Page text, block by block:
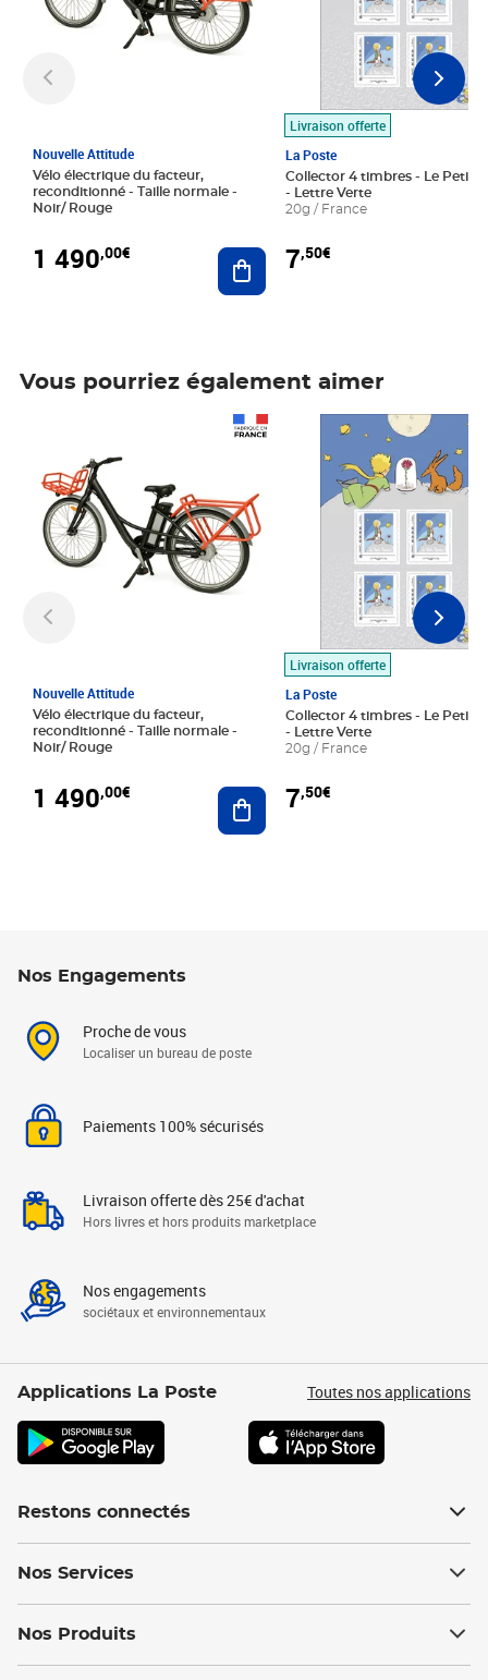
Nouvelle Attitude
Vélo électrique du facteur,
reconditionné - Taille normale -
Noir/ Rouge
1 490,00€ Ajouter au panier
Livraison offerte
La Poste
Collector 4 timbres - Le Petit
- Lettre Verte
20g / France
7,50€
Vous pourriez également aimer
Nouvelle Attitude
Vélo électrique du facteur,
reconditionné - Taille normale -
Noir/ Rouge
1 490,00€ Ajouter au panier
Livraison offerte
La Poste
Collector 4 timbres - Le Petit
- Lettre Verte
20g / France
7,50€
Prix 7,50€
Nos Engagements
Proche de vous
Localiser un bureau de poste
Paiements 100% sécurisés
Livraison offerte dès 25€ d'achat
Hors livres et hors produits marketplace
Nos engagements
sociétaux et environnementaux
Applications La Poste Toutes nos applications
Restons connectés
Nos Services
Nos Produits